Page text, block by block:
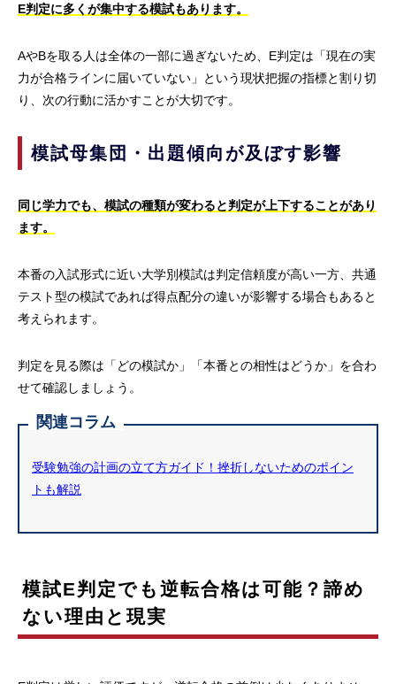
E判定に多くが集中する模試もあります。
AやBを取る人は全体の一部に過ぎないため、E判定は「現在の実
力が合格ラインに届いていない」という現状把握の指標と割り切
り、次の行動に活かすことが大切です。
模試母集団・出題傾向が及ぼす影響
同じ学力でも、模試の種類が変わると判定が上下することがあり
ます。
本番の入試形式に近い大学別模試は判定信頼度が高い一方、共通
テスト型の模試であれば得点配分の違いが影響する場合もあると
考えられます。
判定を見る際は「どの模試か」「本番との相性はどうか」を合わ
せて確認しましょう。
関連コラム
受験勉強の計画の立て方ガイド！挫折しないためのポイン
トも解説
模試E判定でも逆転合格は可能？諦め
ない理由と現実